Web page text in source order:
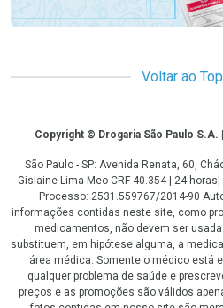
Voltar ao
CopyrightCopyright © Drogaria São Paulo S.A.
São Paulo - SP: Avenida Renata, 60,
Gislaine Lima Meo CRF 40.354 | 24
Processo: 2531.559767/2014-90
informações contidas neste site, como
medicamentos, não devem ser
substituem, em hipótese alguma, a
área médica. Somente o médico está
qualquer problema de saúde e
preços e as promoções são válidos